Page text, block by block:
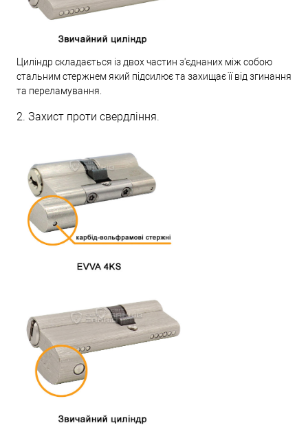
Циліндр складається із двох частин з'єднаних між собою
стальним стержнем який підсилює та захищає її від згинання
та переламування.
2. Захист проти свердління.